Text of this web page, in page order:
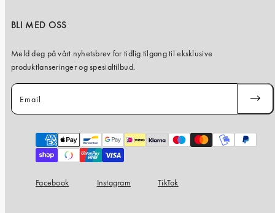
BLI MED OSS
Meld deg på vårt nyhetsbrev for tidlig tilgang til eksklusive
produktlanseringer og spesialtilbud.
Email
Payment
methods
Facebook Instagram TikTok